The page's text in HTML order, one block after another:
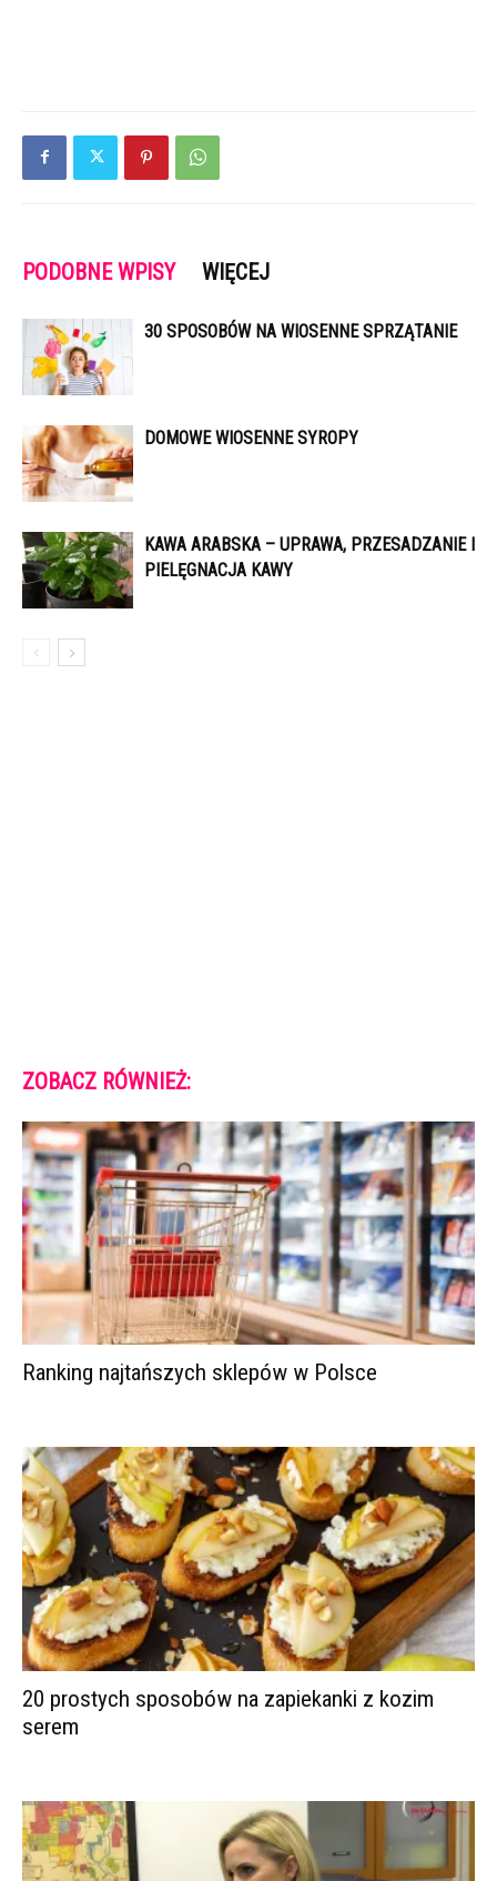
PODOBNE WPISY WIĘCEJ
30 SPOSOBÓW NA WIOSENNE SPRZĄTANIE
DOMOWE WIOSENNE SYROPY
KAWA ARABSKA – UPRAWA, PRZESADZANIE I
PIELĘGNACJA KAWY
ZOBACZ RÓWNIEŻ:
Ranking najtańszych sklepów w Polsce
20 prostych sposobów na zapiekanki z kozim
serem